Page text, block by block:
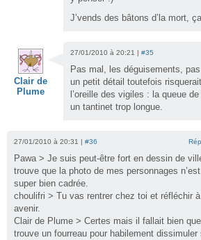
J’vends des bâtons d’la mort,
Clair de
Plume
27/01/2010 à 20:21 | #35
Pas mal, les déguisements,
un petit détail toutefois
l’oreille des vigiles : la queue
un tantinet trop longue.
27/01/2010 à 20:31 | #36
Pawa > Je suis peut-être fort en dessin de
trouve que la photo de mes personnages
super bien cadrée.
choulifri > Tu vas rentrer chez toi et réfléchir
avenir.
Clair de Plume > Certes mais il fallait bien
trouve un fourreau pour habilement dissimuler